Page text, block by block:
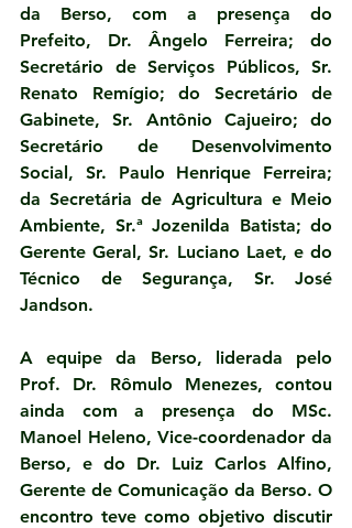
da Berso, com a presença do
Prefeito, Dr. Ângelo Ferreira; do
Secretário de Serviços Públicos, Sr.
Renato Remígio; do Secretário de
Gabinete, Sr. Antônio Cajueiro; do
Secretário de Desenvolvimento
Social, Sr. Paulo Henrique Ferreira;
da Secretária de Agricultura e Meio
Ambiente, Sr.ª Jozenilda Batista; do
Gerente Geral, Sr. Luciano Laet, e do
Técnico de Segurança, Sr. José
Jandson.
A equipe da Berso, liderada pelo
Prof. Dr. Rômulo Menezes, contou
ainda com a presença do MSc.
Manoel Heleno, Vice-coordenador da
Berso, e do Dr. Luiz Carlos Alfino,
Gerente de Comunicação da Berso. O
encontro teve como objetivo discutir